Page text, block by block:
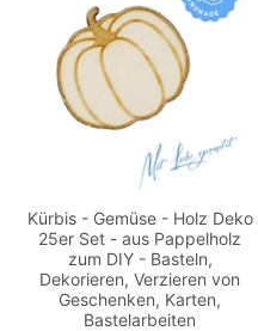
Kürbis - Gemüse - Holz Deko
25er Set - aus Pappelholz
zum DIY - Basteln,
Dekorieren, Verzieren von
Geschenken, Karten,
Bastelarbeiten